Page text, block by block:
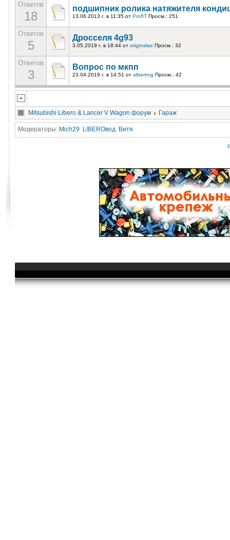
Ответов
18
подшипник ролика натяжителя
13.06.2013 г. в 11:35 от ProfIT Просм.: 251
Ответов
5
Дросселя 4g93
3.05.2019 г. в 18:44 от originalae Просм.: 32
Ответов
3
Вопрос по мкпп
23.04.2019 г. в 14:51 от albertnig Просм.: 42
Mitsubishi Libero & Lancer V Wagon форум Гараж
Модераторы: Mich29 LIBEROвод Витя